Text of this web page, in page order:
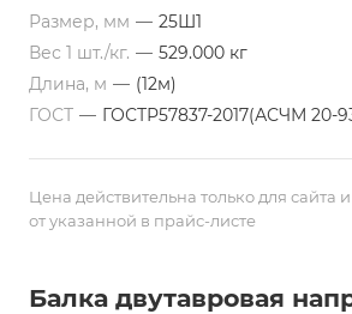
Размер, мм — 25Ш1
Вес 1 шт./кг. — 529.000 кг
Длина, м — (12м)
ГОСТ — ГОСТР57837-2017(АСЧМ 20-
Цена действительна только для сайта
от указанной в прайс-листе
Балка двутавровая